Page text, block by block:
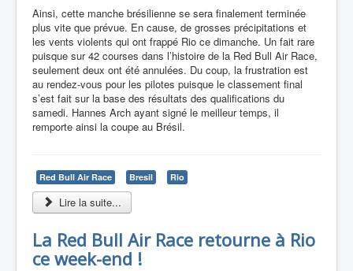
Ainsi, cette manche brésilienne se sera finalement terminée
plus vite que prévue. En cause, de grosses précipitations et
les vents violents qui ont frappé Rio ce dimanche. Un fait rare
puisque sur 42 courses dans l’histoire de la Red Bull Air Race,
seulement deux ont été annulées. Du coup, la frustration est
au rendez-vous pour les pilotes puisque le classement final
s’est fait sur la base des résultats des qualifications du
samedi. Hannes Arch ayant signé le meilleur temps, il
remporte ainsi la coupe au Brésil.
Red Bull Air Race Bresil Rio
Lire la suite...
La Red Bull Air Race retourne à Rio
ce week-end !